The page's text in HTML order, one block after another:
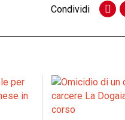
Condividi